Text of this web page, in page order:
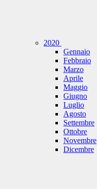
2020
Gennaio
Febbraio
Marzo
Aprile
Maggio
Giugno
Luglio
Agosto
Settembre
Ottobre
Novembre
Dicembre